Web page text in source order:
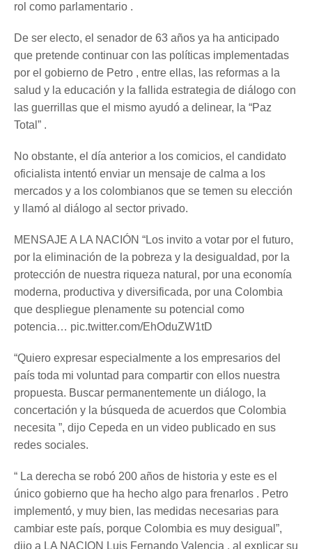
rol como parlamentario .
De ser electo, el senador de 63 años ya ha anticipado
que pretende continuar con las políticas implementadas
por el gobierno de Petro , entre ellas, las reformas a la
salud y la educación y la fallida estrategia de diálogo con
las guerrillas que el mismo ayudó a delinear, la “Paz
Total” .
No obstante, el día anterior a los comicios, el candidato
oficialista intentó enviar un mensaje de calma a los
mercados y a los colombianos que se temen su elección
y llamó al diálogo al sector privado.
MENSAJE A LA NACIÓN “Los invito a votar por el futuro,
por la eliminación de la pobreza y la desigualdad, por la
protección de nuestra riqueza natural, por una economía
moderna, productiva y diversificada, por una Colombia
que despliegue plenamente su potencial como
potencia… pic.twitter.com/EhOduZW1tD
“Quiero expresar especialmente a los empresarios del
país toda mi voluntad para compartir con ellos nuestra
propuesta. Buscar permanentemente un diálogo, la
concertación y la búsqueda de acuerdos que Colombia
necesita ”, dijo Cepeda en un video publicado en sus
redes sociales.
“ La derecha se robó 200 años de historia y este es el
único gobierno que ha hecho algo para frenarlos . Petro
implementó, y muy bien, las medidas necesarias para
cambiar este país, porque Colombia es muy desigual”,
dijo a LA NACION Luis Fernando Valencia , al explicar su